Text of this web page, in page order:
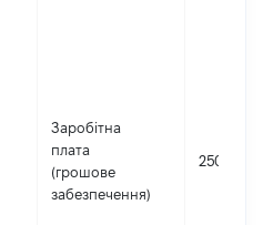
Заробітна
плата
(грошове
забезпечення)
250289